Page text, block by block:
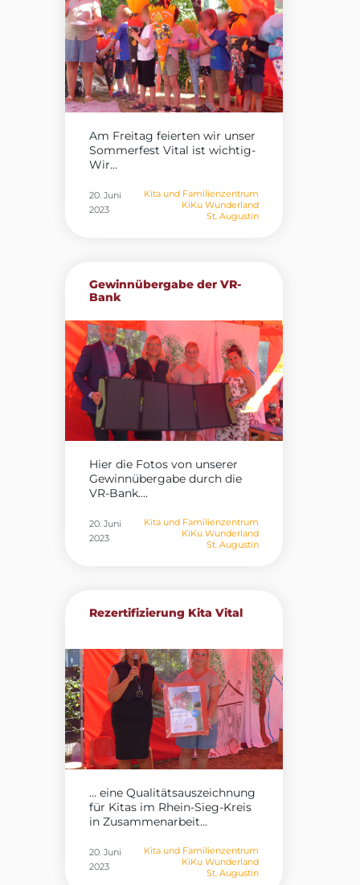
Am Freitag feierten wir unser
Sommerfest Vital ist wichtig-
Wir...
20. Juni
2023
Kita und Familienzentrum
KiKu Wunderland
St. Augustin
Gewinnübergabe der VR-
Bank
Hier die Fotos von unserer
Gewinnübergabe durch die
VR-Bank....
20. Juni
2023
Kita und Familienzentrum
KiKu Wunderland
St. Augustin
Rezertifizierung Kita Vital
… eine Qualitätsauszeichnung
für Kitas im Rhein-Sieg-Kreis
in Zusammenarbeit...
20. Juni
2023
Kita und Familienzentrum
KiKu Wunderland
St. Augustin